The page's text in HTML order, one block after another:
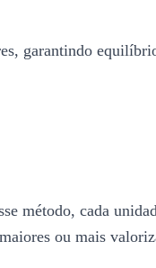
garantindo
método, cada
ou mais